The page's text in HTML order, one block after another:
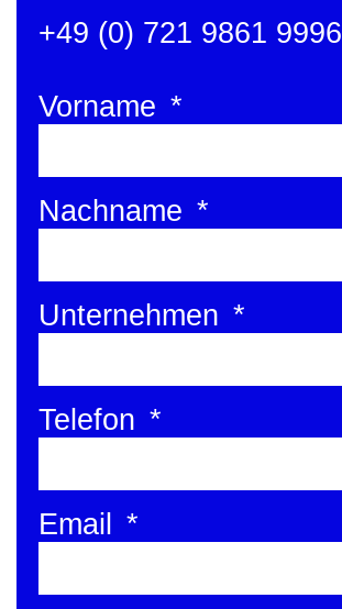
+49 (0) 721 9861 9996
Vorname
Nachname
Unternehmen
Telefon
Email